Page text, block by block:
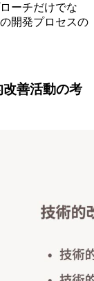
ーチだけでな
開発プロセスの
善活動の考